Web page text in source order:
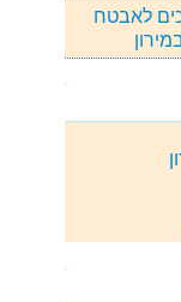
לאבטח